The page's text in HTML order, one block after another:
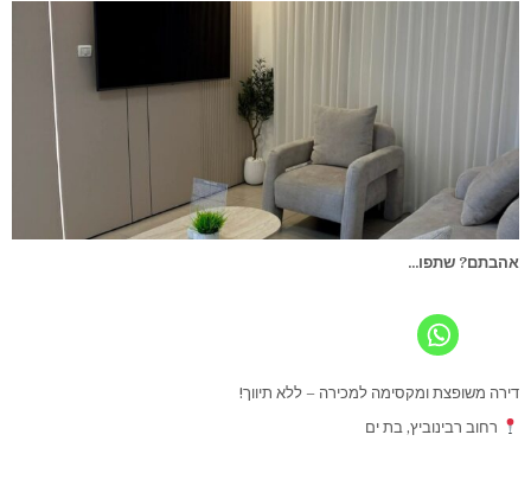
אהבתם? שתפו...
דירה משופצת ומקסימה למכירה – ללא תיווך!
רחוב רבינוביץ, בת ים